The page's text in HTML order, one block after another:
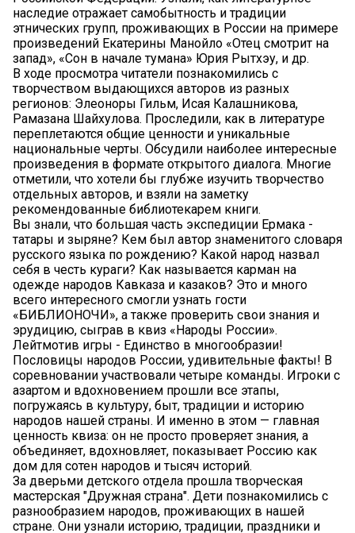
наследие отражает самобытность и традиции
этнических групп, проживающих в России на примере
произведений Екатерины Манойло «Отец смотрит на
запад», «Сон в начале тумана» Юрия Рытхэу, и др.
В ходе просмотра читатели познакомились с
творчеством выдающихся авторов из разных
регионов: Элеоноры Гильм, Исая Калашникова,
Рамазана Шайхулова. Проследили, как в литературе
переплетаются общие ценности и уникальные
национальные черты. Обсудили наиболее интересные
произведения в формате открытого диалога. Многие
отметили, что хотели бы глубже изучить творчество
отдельных авторов, и взяли на заметку
рекомендованные библиотекарем книги.
Вы знали, что большая часть экспедиции Ермака -
татары и зыряне? Кем был автор знаменитого словаря
русского языка по рождению? Какой народ назвал
себя в честь кураги? Как называется карман на
одежде народов Кавказа и казаков? Это и много
всего интересного смогли узнать гости
«БИБЛИОНОЧИ», а также проверить свои знания и
эрудицию, сыграв в квиз «Народы России».
Лейтмотив игры - Единство в многообразии!
Пословицы народов России, удивительные факты! В
соревновании участвовали четыре команды. Игроки с
азартом и вдохновением прошли все этапы,
погружаясь в культуру, быт, традиции и историю
народов нашей страны. И именно в этом — главная
ценность квиза: он не просто проверяет знания, а
объединяет, вдохновляет, показывает Россию как
дом для сотен народов и тысяч историй.
За дверьми детского отдела прошла творческая
мастерская "Дружная страна". Дети познакомились с
разнообразием народов, проживающих в нашей
стране. Они узнали историю, традиции, праздники и